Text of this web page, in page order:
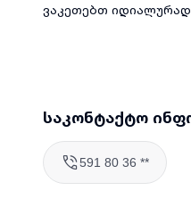
ვაკეთებთ იდიალურად
საკონტაქტო
591 80 36 **